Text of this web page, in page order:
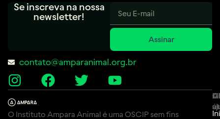
Se inscreva na nossa
newsletter!
Assinar
contato@amparanimal.org.br
O Instituto Ampara Animal é uma OSCIP sem fins